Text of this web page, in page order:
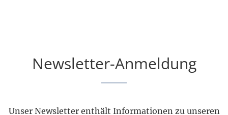
Newsletter-Anmeldung
Unser Newsletter enthält Informationen zu unseren